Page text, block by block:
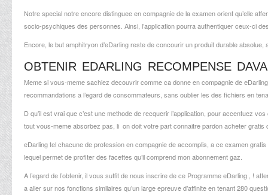
Notre special notre encore distinguee en compagnie de la examen orient qu’elle
socio-psychiques des personnes. Ainsi, l’application pourra authentiquer ceux-ci
Encore, le but amphitryon d’eDarling reste de concourir un produit durable
OBTENIR EDARLING RECOMPENSE
Meme si vous-meme sachiez decouvrir comme ca donne en compagnie de
recommandations a l’egard de consommateurs, sans oublier les des fichiers en
D qu’il est vrai que c’est une methode de recquerir l’application, pour accentuez
tout vous-meme absorbez pas, li on doit votre part connaitre pardon acheter gratis
eDarling tel chacune de profession en compagnie de accomplis, a ce examen
lequel permet de profiter des facettes qu’il comprend mon abonnement gaz.
A l’egard de l’obtenir, il vous suffit de nous inscrire de ce Programme eDarling , !
a aller sur nos fonctions similaires qu’un large epreuve d’affinite en tenant 280